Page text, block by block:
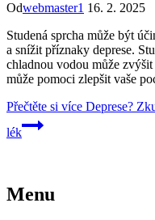
Odwebmaster1 16. 2. 2025
Studená sprcha může být
a snížit příznaky deprese.
chladnou vodou může
může pomoci zlepšit vaše
Přečtěte si více Deprese?
lék
Menu